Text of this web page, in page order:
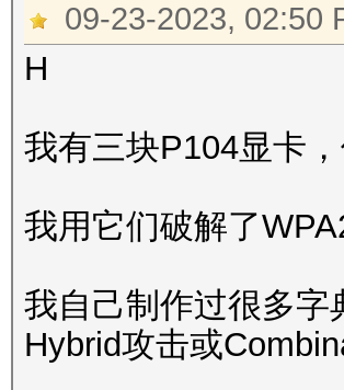
09-23-2023, 02:50
H
我有三块P104显卡
我用它们破解了
我自己制作过很多字
Hybrid攻击或